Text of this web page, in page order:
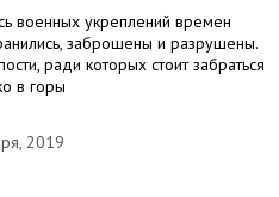
военных укреплений времен
заброшены и разрушены.
ради которых стоит забраться
в горы
2019